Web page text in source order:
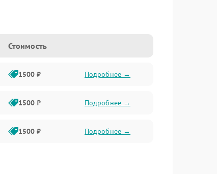
Стоимость
1500 ₽ Подробнее →
1500 ₽ Подробнее →
1500 ₽ Подробнее →